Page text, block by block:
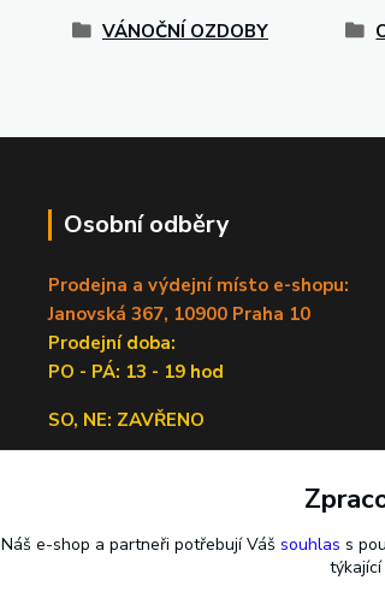
VÁNOČNÍ OZDOBY
Osobní odběry
Prodejna a výdejní místo e-shopu:
Janovská 367, 10900 Praha 10
Prodejní doba:
PO - PÁ: 13 - 19 hod
SO, NE: ZAVŘENO
Náš e-shop a partneři potřebují Váš souhlas s
týkající